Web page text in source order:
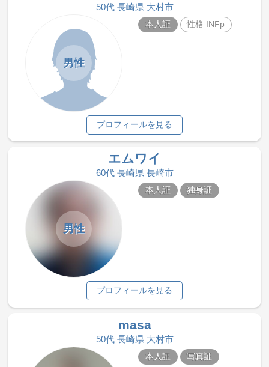
50代 長崎県 大村市
男性
本人証 性格 INFp
プロフィールを見る
エムワイ
60代 長崎県 長崎市
男性
本人証 独身証
プロフィールを見る
masa
50代 長崎県 大村市
本人証
写真証